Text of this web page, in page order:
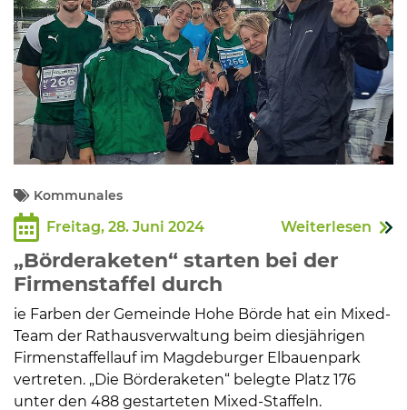
Bildung und Soziales
Wirtschaft, Bauen, Verkehr
Tourismus, Freizeit, Dorfleben
Kommunales
Freitag, 28. Juni 2024 Weiterlesen
„Börderaketen“ starten bei der
Firmenstaffel durch
ie Farben der Gemeinde Hohe Börde hat ein Mixed-
Team der Rathausverwaltung beim diesjährigen
Firmenstaffellauf im Magdeburger Elbauenpark
vertreten. „Die Börderaketen“ belegte Platz 176
unter den 488 gestarteten Mixed-Staffeln.